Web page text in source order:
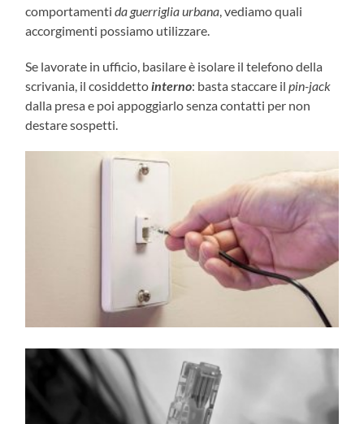
comportamentida guerriglia urbana , vediamo quali
accorgimenti possiamo utilizzare.
Se lavorate in ufficio, basilare è isolare il telefono della
scrivania, il cosiddetto interno: basta staccare il pin-jack
dalla presa e poi appoggiarlo senza contatti per non
destare sospetti.